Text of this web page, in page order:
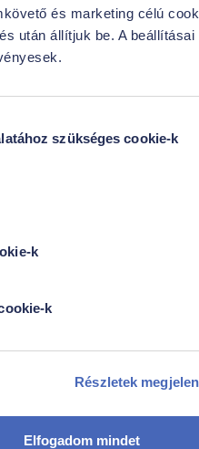
és marketing célú
után állítjuk be. A
szükséges cookie-k
k
k
Részletek
Elfogadom mindet
hogy a Family Frost az
foglalt feltételekkel a
Frost ajánlatokat és
fel
értesülhess új